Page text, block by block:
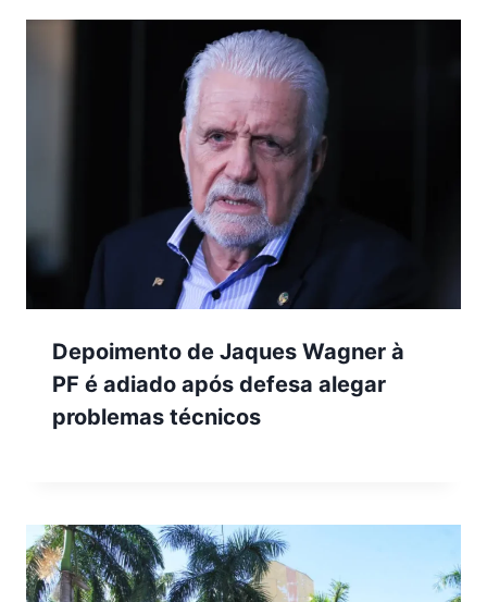
Depoimento de Jaques Wagner à
PF é adiado após defesa alegar
problemas técnicos